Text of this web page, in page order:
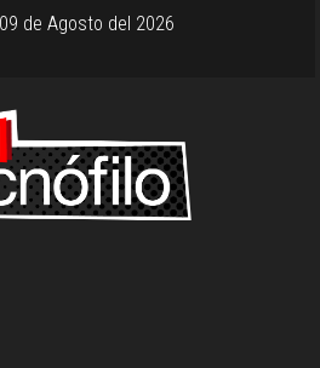
de Agosto del 2026